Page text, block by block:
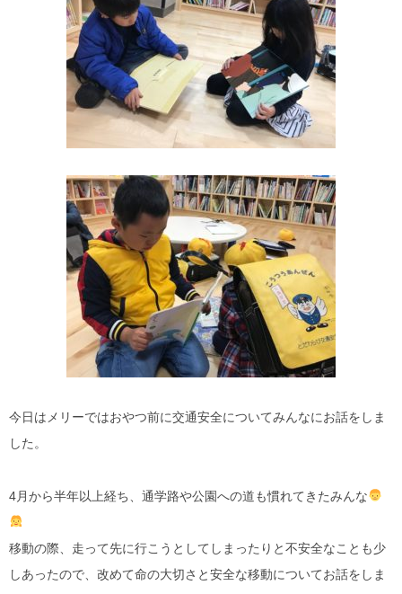
今日はメリーではおやつ前に交通安全についてみんなにお話をしま
した。
4月から半年以上経ち、通学路や公園への道も慣れてきたみんな
移動の際、走って先に行こうとしてしまったりと不安全なことも少
しあったので、改めて命の大切さと安全な移動についてお話をしま